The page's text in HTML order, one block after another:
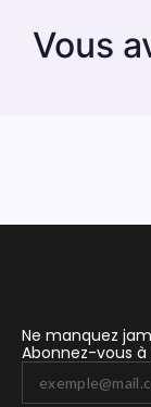
Vous
Ne manquez
Abonnez-vous